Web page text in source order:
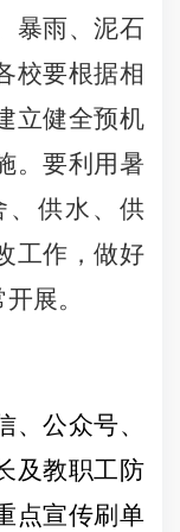
暴雨、泥石
校要根据相
立健全预机
。要利用暑
、供水、供
工作，做好
展。
公众号、
及教职工防
点宣传刷单